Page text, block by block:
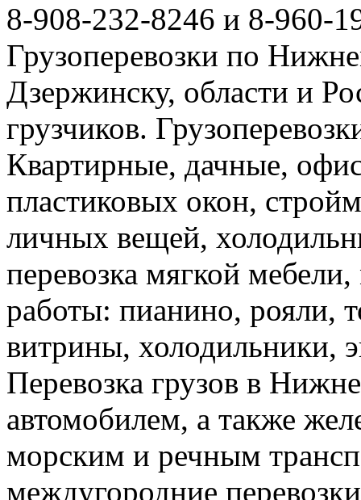
8-908-232-8246 и 8-960-
Грузоперевозки по
Дзержинску, области и
грузчиков.
Квартирные, дачные,
пластиковых окон,
личных вещей,
перевозка мягкой
работы: пианино, рояли,
витрины, холодильники,
Перевозка грузов в
автомобилем, а также
морским и речным
междугородние